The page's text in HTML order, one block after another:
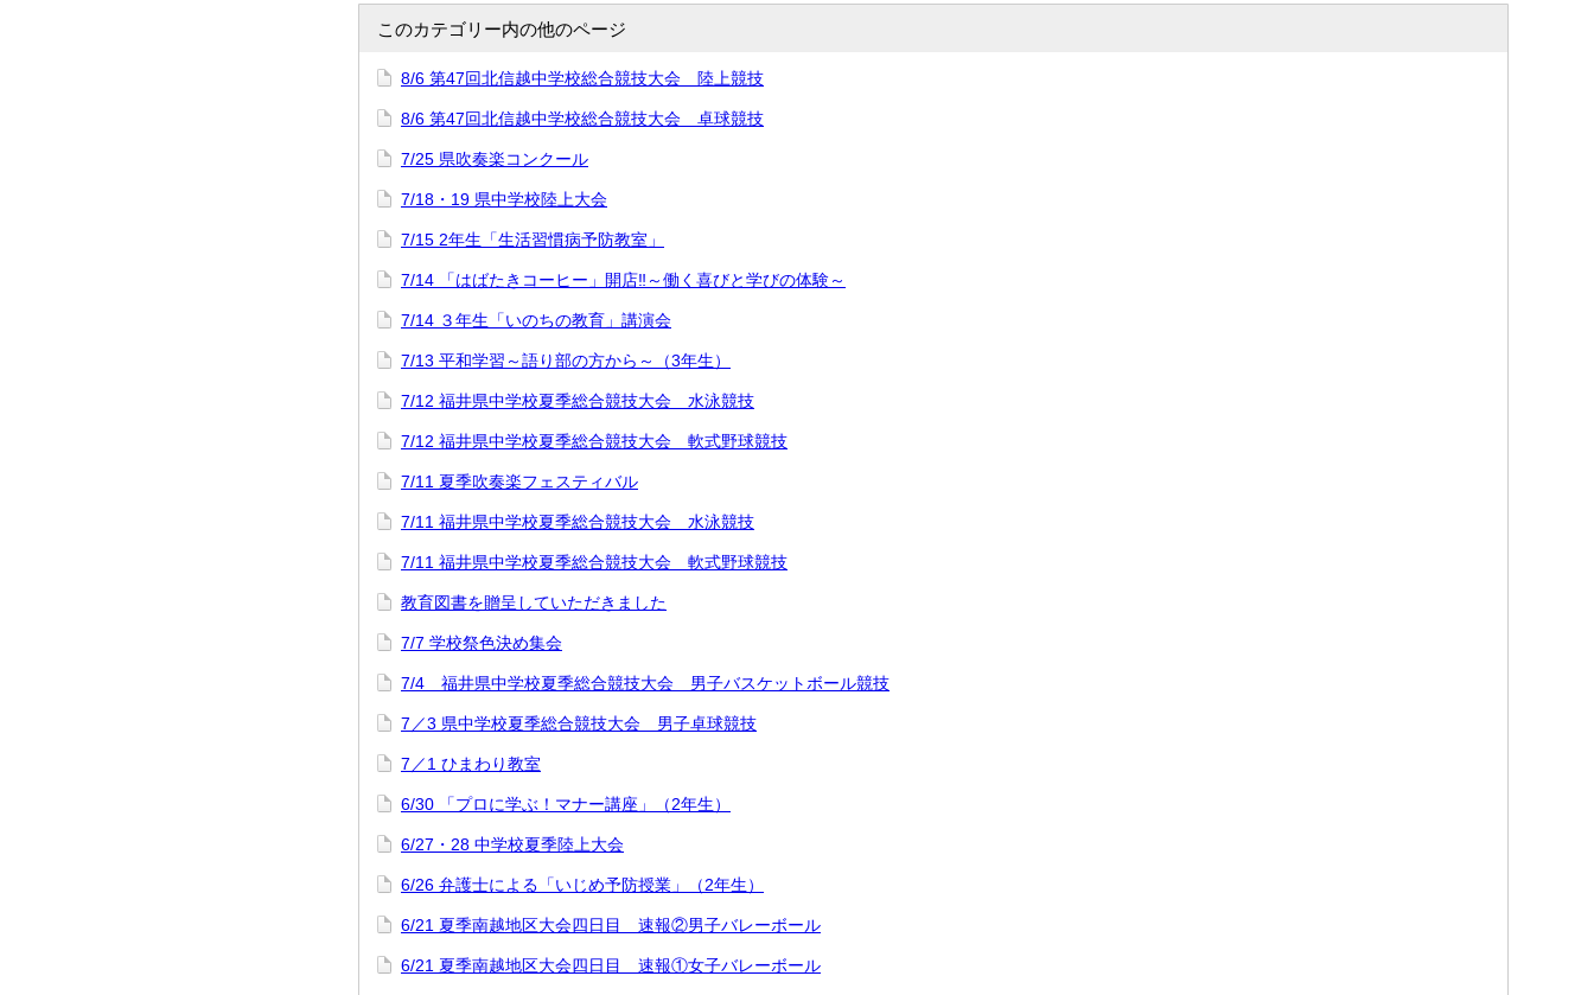
このカテゴリー内の他のページ
8/6 第47回北信越中学校総合競技大会 陸上競技
8/6 第47回北信越中学校総合競技大会 卓球競技
7/25 県吹奏楽コンクール
7/18・19 県中学校陸上大会
7/15 2年生「生活習慣病予防教室」
7/14 「はばたきコーヒー」開店‼︎～働く喜びと学びの体験～
7/14 ３年生「いのちの教育」講演会
7/13 平和学習～語り部の方から～（3年生）
7/12 福井県中学校夏季総合競技大会 水泳競技
7/12 福井県中学校夏季総合競技大会 軟式野球競技
7/11 夏季吹奏楽フェスティバル
7/11 福井県中学校夏季総合競技大会 水泳競技
7/11 福井県中学校夏季総合競技大会 軟式野球競技
教育図書を贈呈していただきました
7/7 学校祭色決め集会
7/4 福井県中学校夏季総合競技大会 男子バスケットボール競技
7／3 県中学校夏季総合競技大会 男子卓球競技
7／1 ひまわり教室
6/30 「プロに学ぶ！マナー講座」（2年生）
6/27・28 中学校夏季陸上大会
6/26 弁護士による「いじめ予防授業」（2年生）
6/21 夏季南越地区大会四日目 速報②男子バレーボール
6/21 夏季南越地区大会四日目 速報①女子バレーボール